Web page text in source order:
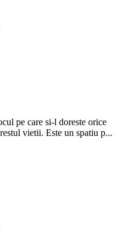
pe care si-l doreste orice
vietii. Este un spatiu p...